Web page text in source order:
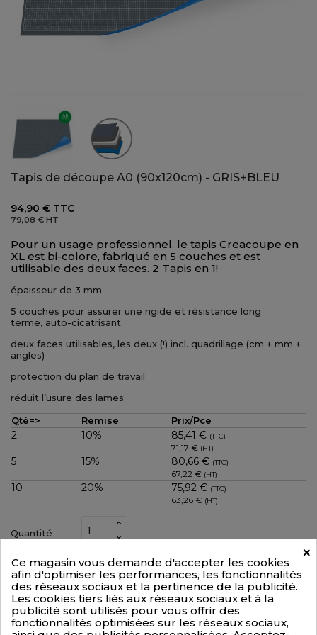
Tapis de découpe A0 (90x120cm) - GRIS+BLEU
94,90 € TTC
79,08 € HT
Pour un usage professionnel, le tapis Creacoupe en
XL est bi-colore, fabriqué en 5 couches et est
utilisable des deux faces. 2 Tapis en 1!
épaisseur de 3 mm
5 couches pour assurer une rigide et résistance long
terme, auto-cicatrisant
deux faces utilisables, les deux (!) incl. quadrillage (cm + mm +
angles)
protection du plan de travail
réduit l’usure des lames
Qté=>
Remise Prix/Pce
2 10% 85,41 € (TTC)
71,17 € (HT)
5 15% 80,66 € (TTC)
67,22 € (HT)
10 20% 75,92 € (TTC)
63,26 € (HT)
Quantité
 +PANIER
Référence CMCEGRBL90120
×
Ce magasin vous demande d'accepter les cookies
afin d'optimiser les performances, les fonctionnalités
des réseaux sociaux et la pertinence de la publicité.
Les cookies tiers liés aux réseaux sociaux et à la
publicité sont utilisés pour vous offrir des
fonctionnalités optimisées sur les réseaux sociaux,